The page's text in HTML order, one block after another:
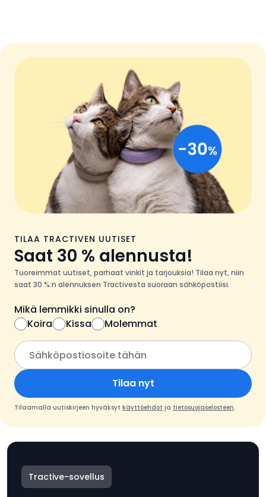
TILAA TRACTIVEN UUTISET
Saat 30 % alennusta!
Tuoreimmat uutiset, parhaat vinkit ja tarjouksia! Tilaa nyt, niin
saat 30 %:n alennuksen Tractivesta suoraan sähköpostiisi.
Mikä lemmikki sinulla on?
Koira
Kissa Molemmat
Tilaa nyt
Tilaamalla uutiskirjeen hyväksyt käyttöehdot ja tietosuojaselosteen.
Tractive-sovellus